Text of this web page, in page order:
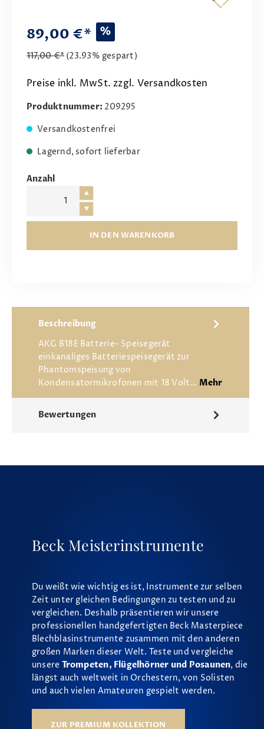
89,00 €* %
117,00 €* (23.93% gespart)
Preise inkl. MwSt. zzgl. Versandkosten
Produktnummer: 209295
Versandkostenfrei
Lagernd, sofort lieferbar
Anzahl
IN DEN WARENKORB
Beschreibung
AKG B18E Batterie- Speisegerät
einkanaliges Batteriespeisegerät zur
Phantomspeisung von
Kondensatormikrofonen mit 18 Volt… Mehr
Bewertungen
Beck Meisterinstrumente
Du weißt wie wichtig es ist, Instrumente zur selben
Zeit unter gleichen Bedingungen zu testen und zu
vergleichen. Deshalb präsentieren wir unsere
professionellen handgefertigten Beck Masterpiece
Blechblasinstrumente zusammen mit den anderen
großen Marken dieser Welt. Teste und vergleiche
unsere Trompeten, Flügelhörner und Posaunen, die
längst auch weltweit in Orchestern, von Solisten
und auch vielen Amateuren gespielt werden.
ZUR PREMIUM KOLLEKTION